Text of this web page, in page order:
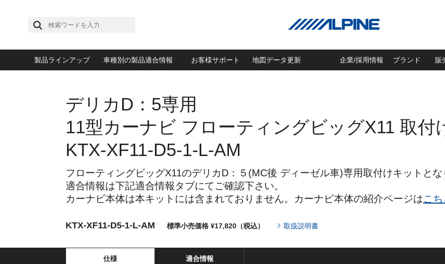
製品ラインアップ 車種別の製品適合情報 お客様サポート 地図データ更新 企業/採用情報 ブランド 販
デリカD：5専用
11型カーナビ フローティングビッグX11 取付
KTX-XF11-D5-1-L-AM
フローティングビッグX11のデリカD：５(MC後 ディーゼル車)専用取付けキットとな
適合情報は下記適合情報タブにてご確認下さい。
カーナビ本体は本キットには含まれておりません。カーナビ本体の紹介ページはこち
KTX-XF11-D5-1-L-AM 標準小売価格 ¥17,820（税込） 取扱説明書
仕様 適合情報